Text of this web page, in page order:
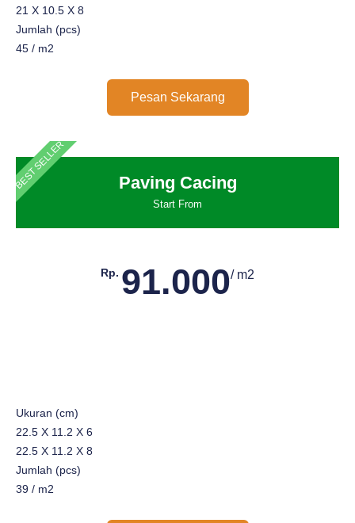
21 X 10.5 X 8
Jumlah (pcs)
45 / m2
Pesan Sekarang
BEST SELLER Paving Cacing
Start From
Rp. 91.000/ m2
Ukuran (cm)
22.5 X 11.2 X 6
22.5 X 11.2 X 8
Jumlah (pcs)
39 / m2